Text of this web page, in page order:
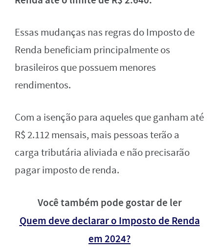
Essas mudanças nas regras do Imposto de
Renda beneficiam principalmente os
brasileiros que possuem menores
rendimentos.
Com a isenção para aqueles que ganham até
R$ 2.112 mensais, mais pessoas terão a
carga tributária aliviada e não precisarão
pagar imposto de renda.
Você também pode gostar de ler
Quem deve declarar o Imposto de Renda
em 2024?